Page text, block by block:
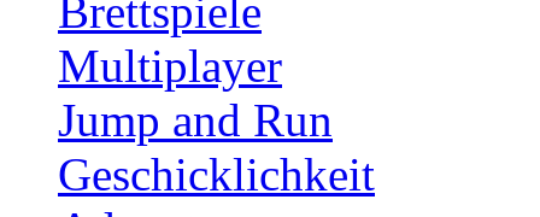
Brettspiele
Multiplayer
Jump and Run
Geschicklichkeit